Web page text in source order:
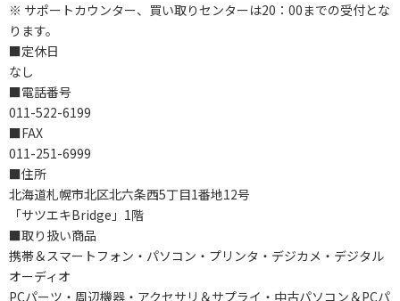
※ サポートカウンター、買い取りセンターは20：00までの受付とな
ります。
■定休日
なし
■電話番号
011-522-6199
■FAX
011-251-6999
■住所
北海道札幌市北区北六条西5丁目1番地12号
「サツエキBridge」1階
■取り扱い商品
携帯＆スマートフォン・パソコン・プリンタ・デジカメ・デジタル
オーディオ
PCパーツ・周辺機器・アクセサリ＆サプライ・中古パソコン＆PCパ